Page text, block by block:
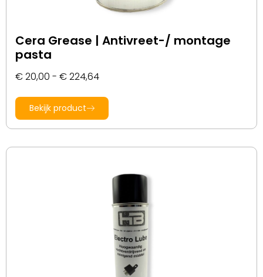
Cera Grease | Antivreet-/ montage
pasta
€20,00 - €224,64
Bekijk product